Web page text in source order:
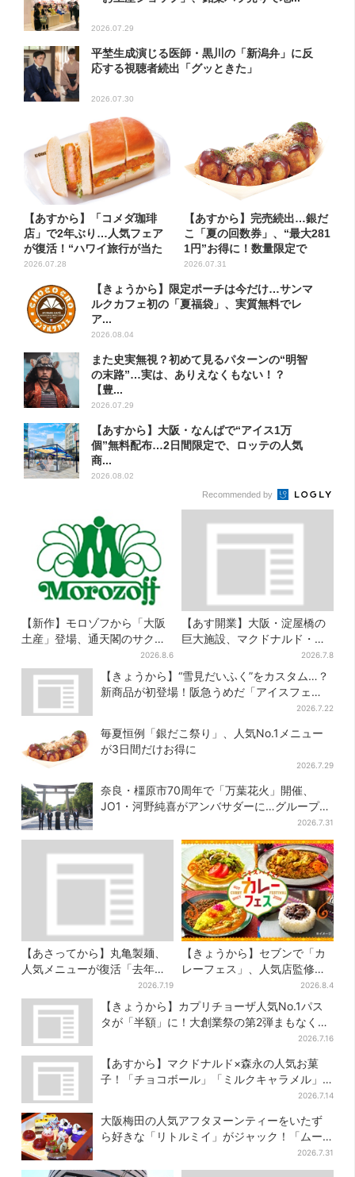
2026.07.29
平埜生成演じる医師・黒川の「新潟弁」に反
応する視聴者続出「グッときた」
2026.07.30
【あすから】「コメダ珈琲
店」で2年ぶり…人気フェア
が復活！“ハワイ旅行が当た
る”...
2026.07.28
【あすから】完売続出…銀だ
こ「夏の回数券」、“最大281
1円”お得に！数量限定で
2026.07.31
【きょうから】限定ポーチは今だけ…サンマ
ルクカフェ初の「夏福袋」、実質無料でレ
ア...
2026.08.04
また史実無視？初めて見るパターンの“明智
の末路”…実は、ありえなくもない！？
【豊...
2026.07.29
【あすから】大阪・なんばで“アイス1万
個”無料配布…2日間限定で、ロッテの人気
商...
2026.08.02
Recommended by
【新作】モロゾフから「大阪
土産」登場、通天閣のサクサ
クスイーツ 6カ所で順次発売
2026.8.6
【あす開業】大阪・淀屋橋の
巨大施設、マクドナルド・鶴
丸うどん…グルメ充実！“500
円前後ランチ”も叶う
2026.7.8
【きょうから】“雪見だいふく”をカスタム…？
新商品が初登場！阪急うめだ「アイスフェ
2026.7.22
毎夏恒例「銀だこ祭り」、人気No.1メニュー
が3日間だけお得に
2026.7.29
奈良・橿原市70周年で「万葉花火」開催、
JO1・河野純喜がアンバサダーに…グループ楽
2026.7.31
【あさってから】丸亀製麺、
人気メニューが復活「去年め
っちゃハマった」「待ってた
よ！」「夏の救世主」
2026.7.19
【きょうから】セブンで「カ
レーフェス」、人気店監修メ
ニューなど全15品！お得な割
引キャンペーンは2週間だけ
2026.8.4
【きょうから】カプリチョーザ人気No.1パス
タが「半額」に！大創業祭の第2弾まもなくス
2026.7.16
【あすから】マクドナルド×森永の人気お菓
子！「チョコボール」「ミルクキャラメル」
があのスイーツに変身…6年ぶり復活シェイク
2026.7.14
大阪梅田の人気アフタヌーンティーをいたず
ら好きな「リトルミイ」がジャック！「ムー
2026.7.31